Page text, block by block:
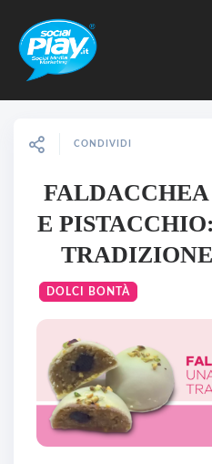
CONDIVIDI
E
DOLCI BONTÀ